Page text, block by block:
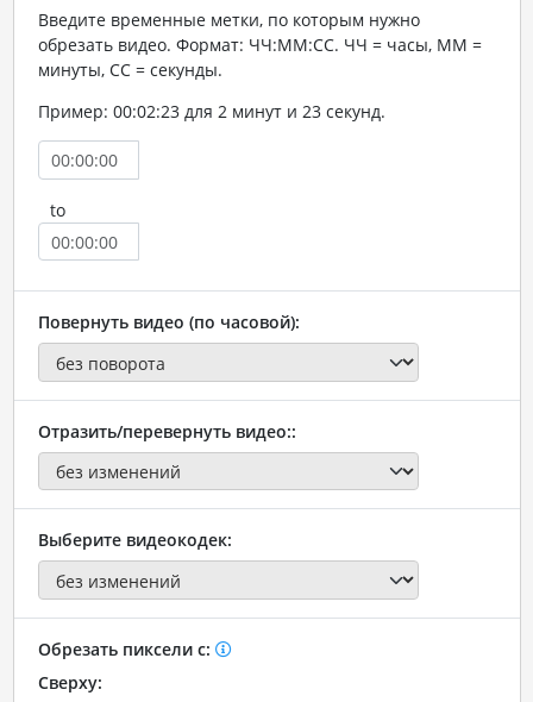
Введите временные метки, по которым нужно
обрезать видео. Формат: ЧЧ:ММ:СС. ЧЧ = часы, ММ =
минуты, СС = секунды.
Пример: 00:02:23 для 2 минут и 23 секунд.
to
Повернуть видео (по часовой):
Отразить/перевернуть видео::
Выберите видеокодек:
Обрезать пиксели с:
Сверху: